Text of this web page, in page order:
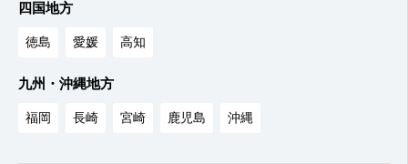
四国地方
徳島 愛媛 高知
九州・沖縄地方
福岡 長崎 宮崎 鹿児島 沖縄